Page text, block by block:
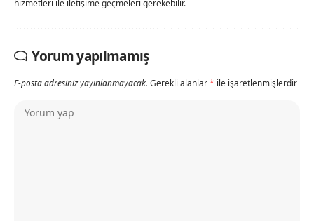
hizmetleri ile iletişime geçmeleri gerekebilir.
Yorum yapılmamış
E-posta adresiniz yayınlanmayacak. Gerekli alanlar* ile işaretlenmişlerdir